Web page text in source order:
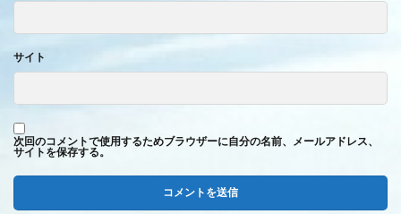
サイト
次回のコメントで使用するためブラウザーに自分の名前、メールアドレス、
サイトを保存する。